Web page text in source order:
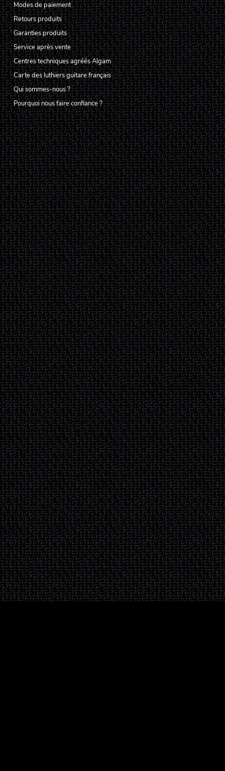
Modes de paiement
Retours produits
Garanties produits
Service après vente
Centres techniques agréés Algam
Carte des luthiers guitare français
Qui sommes-nous ?
Pourquoi nous faire confiance ?